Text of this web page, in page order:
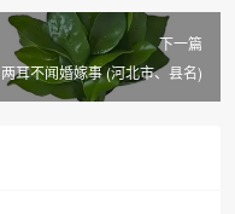
下一篇
两耳不闻婚嫁事 (河北市、县名)